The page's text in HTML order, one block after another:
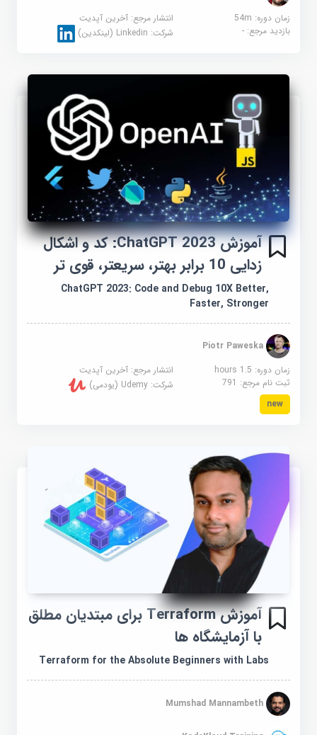
زمان دوره: 54m
انتشار مرجع:آخرین آپدیت
بازدید مرجع:- شرکت:Linkedin (لینکدین)
آموزش ChatGPT 2023: کد و اشکال
زدایی 10 برابر بهتر، سریعتر، قوی تر
ChatGPT 2023: Code and Debug 10X Better,
Faster, Stronger
Piotr Paweska
زمان دوره: 1.5 hours
انتشار مرجع:آخرین آپدیت
ثبت نام مرجع:791 شرکت:Udemy (یودمی)
new
آموزش Terraform برای مبتدیان مطلق
با آزمایشگاه ها
Terraform for the Absolute Beginners with Labs
Mumshad Mannambeth